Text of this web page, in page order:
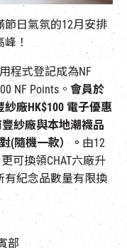
節日氣氛的12月安排
！
程式登記成為NF
NF Points。 會員於
廠HK$100 電子優惠
紗廠與本地潮襪品
(隨機一款）。 由12
可換領CHAT六廠升
有紀念品數量有限換
部